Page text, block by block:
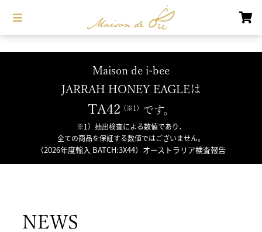
Maison de i-bee
JARRAH HONEY EAGLEは
TA42 です。
※1）抽出検査による数値であり、
全ての商品を保証する数値ではございません。
（2026年度輸入 BATCH:3X44）オーストラリア検査報告
NEWS